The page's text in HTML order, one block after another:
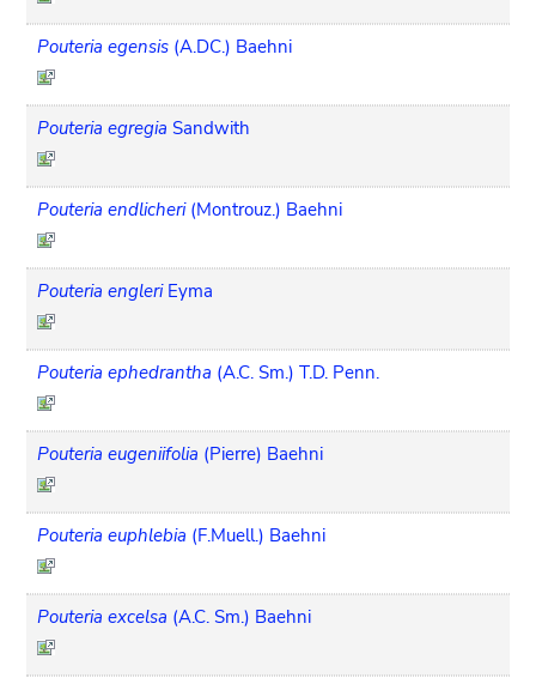
Pouteria egensis (A.DC.) Baehni
Pouteria egregia Sandwith
Pouteria endlicheri (Montrouz.) Baehni
Pouteria engleri Eyma
Pouteria ephedrantha (A.C. Sm.) T.D. Penn.
Pouteria eugeniifolia (Pierre) Baehni
Pouteria euphlebia (F.Muell.) Baehni
Pouteria excelsa (A.C. Sm.) Baehni